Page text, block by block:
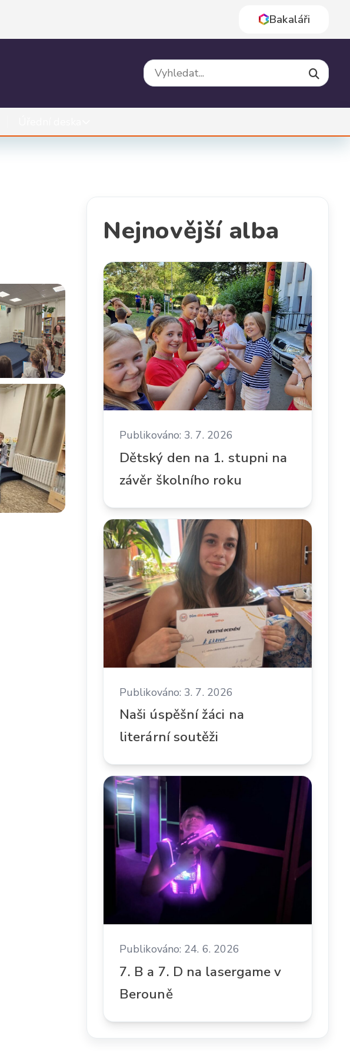
Bakaláři
Vyhledat na webu
Nejnovější alba
Publikováno: 3. 7. 2026
Dětský den na 1. stupni na
závěr školního roku
Publikováno: 3. 7. 2026
Naši úspěšní žáci na
literární soutěži
Publikováno: 24. 6. 2026
7. B a 7. D na lasergame v
Berouně